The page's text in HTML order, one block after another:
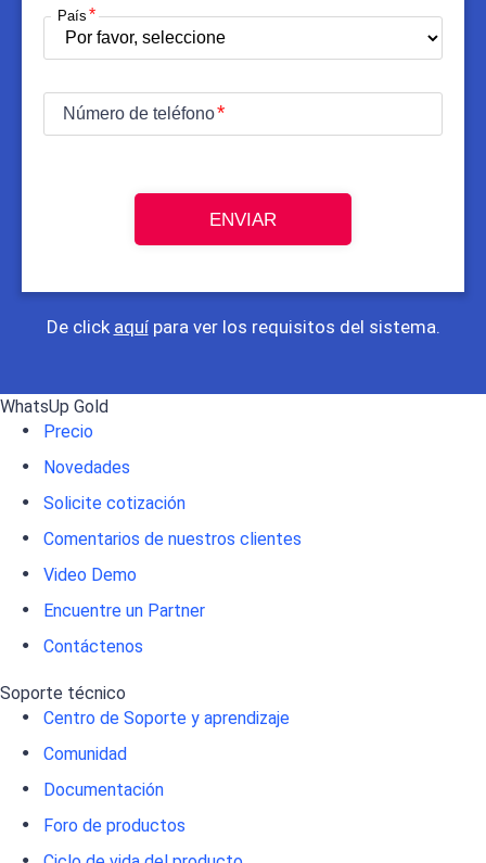
País
Número de teléfono
ENVIAR
De click aquípara ver los requisitos del sistema.
WhatsUp Gold
Precio
Novedades
Solicite cotización
Comentarios de nuestros clientes
Video Demo
Encuentre un Partner
Contáctenos
Soporte técnico
Centro de Soporte y aprendizaje
Comunidad
Documentación
Foro de productos